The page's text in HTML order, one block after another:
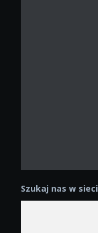
Szukaj nas w sieci